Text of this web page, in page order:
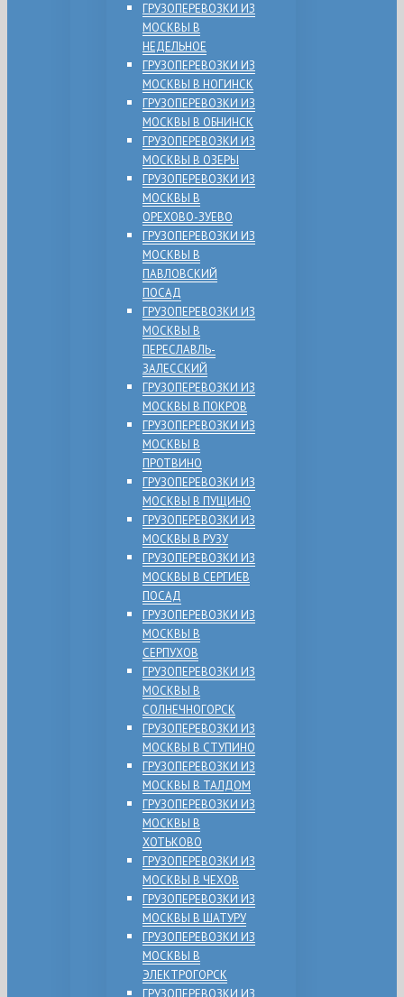
ГРУЗОПЕРЕВОЗКИ ИЗ
МОСКВЫ В
НЕДЕЛЬНОЕ
ГРУЗОПЕРЕВОЗКИ ИЗ
МОСКВЫ В НОГИНСК
ГРУЗОПЕРЕВОЗКИ ИЗ
МОСКВЫ В ОБНИНСК
ГРУЗОПЕРЕВОЗКИ ИЗ
МОСКВЫ В ОЗЕРЫ
ГРУЗОПЕРЕВОЗКИ ИЗ
МОСКВЫ В
ОРЕХОВО-ЗУЕВО
ГРУЗОПЕРЕВОЗКИ ИЗ
МОСКВЫ В
ПАВЛОВСКИЙ
ПОСАД
ГРУЗОПЕРЕВОЗКИ ИЗ
МОСКВЫ В
ПЕРЕСЛАВЛЬ-
ЗАЛЕССКИЙ
ГРУЗОПЕРЕВОЗКИ ИЗ
МОСКВЫ В ПОКРОВ
ГРУЗОПЕРЕВОЗКИ ИЗ
МОСКВЫ В
ПРОТВИНО
ГРУЗОПЕРЕВОЗКИ ИЗ
МОСКВЫ В ПУЩИНО
ГРУЗОПЕРЕВОЗКИ ИЗ
МОСКВЫ В РУЗУ
ГРУЗОПЕРЕВОЗКИ ИЗ
МОСКВЫ В СЕРГИЕВ
ПОСАД
ГРУЗОПЕРЕВОЗКИ ИЗ
МОСКВЫ В
СЕРПУХОВ
ГРУЗОПЕРЕВОЗКИ ИЗ
МОСКВЫ В
СОЛНЕЧНОГОРСК
ГРУЗОПЕРЕВОЗКИ ИЗ
МОСКВЫ В СТУПИНО
ГРУЗОПЕРЕВОЗКИ ИЗ
МОСКВЫ В ТАЛДОМ
ГРУЗОПЕРЕВОЗКИ ИЗ
МОСКВЫ В
ХОТЬКОВО
ГРУЗОПЕРЕВОЗКИ ИЗ
МОСКВЫ В ЧЕХОВ
ГРУЗОПЕРЕВОЗКИ ИЗ
МОСКВЫ В ШАТУРУ
ГРУЗОПЕРЕВОЗКИ ИЗ
МОСКВЫ В
ЭЛЕКТРОГОРСК
ГРУЗОПЕРЕВОЗКИ ИЗ